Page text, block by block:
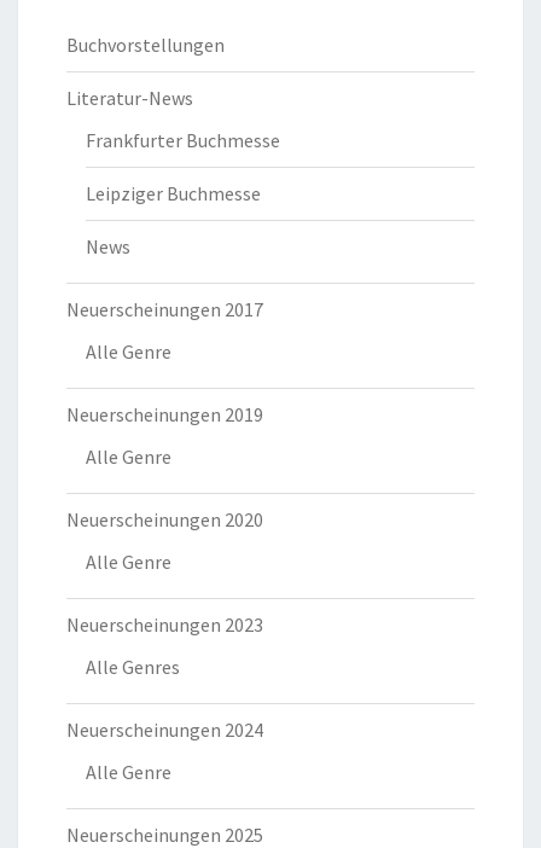
Buchvorstellungen
Literatur-News
Frankfurter Buchmesse
Leipziger Buchmesse
News
Neuerscheinungen 2017
Alle Genre
Neuerscheinungen 2019
Alle Genre
Neuerscheinungen 2020
Alle Genre
Neuerscheinungen 2023
Alle Genres
Neuerscheinungen 2024
Alle Genre
Neuerscheinungen 2025